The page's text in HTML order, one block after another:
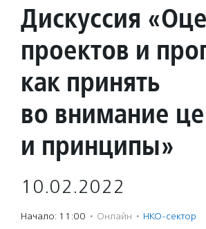
Дискуссия
проектов и
как принять
во внимание
и принципы»
10.02.2022
Начало: 11:00 · Онлайн · НКО-сектор